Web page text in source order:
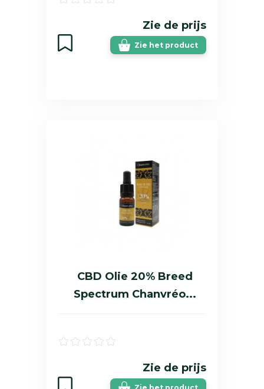
Zie de prijs
Zie het product
CBD Olie 20% Breed
Spectrum Chanvréo...
Zie de prijs
Zie het product